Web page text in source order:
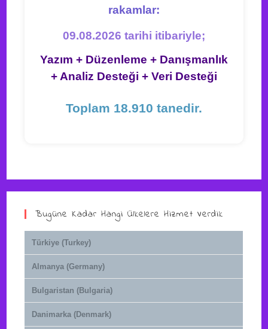
rakamlar:
09.08.2026 tarihi itibariyle;
Yazım + Düzenleme + Danışmanlık
+ Analiz Desteği + Veri Desteği
Toplam 18.910 tanedir.
Bugüne Kadar Hangi Ülkelere Hizmet Verdik
Türkiye (Turkey)
Almanya (Germany)
Bulgaristan (Bulgaria)
Danimarka (Denmark)